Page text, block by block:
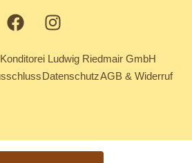
Ludwig Riedmair GmbH
DatenschutzAGB & Widerruf